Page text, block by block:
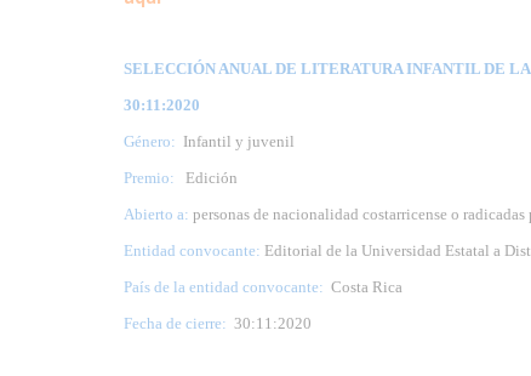
SELECCIÓN ANUAL DE LITERATURA INFANTIL DE
30:11:2020
Género: Infantil y juvenil
Premio:
Edición
Abierto a: personas de nacionalidad costarricense o
Entidad convocante: Editorial de la Universidad Estatal a
País de la entidad convocante: Costa Rica
Fecha de cierre: 30:11:2020